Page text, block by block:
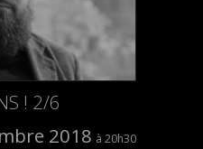
! 2/6
2018
20h30